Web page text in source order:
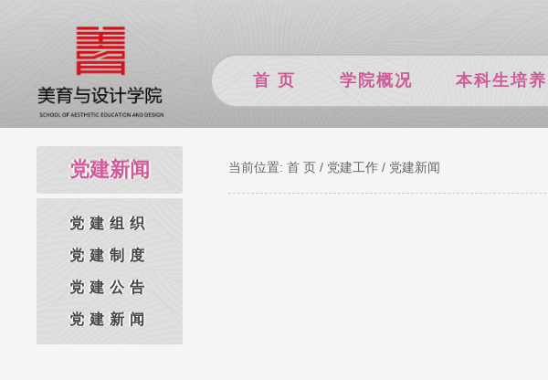
首 页 学院概况 本科生培养
党建新闻
党建组织
党建制度
党建公告
党建新闻
当前位置: 首 页 / 党建工作 / 党建新闻